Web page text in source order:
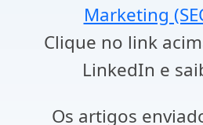
Marketing
Clique no link
LinkedIn e
Os artigos